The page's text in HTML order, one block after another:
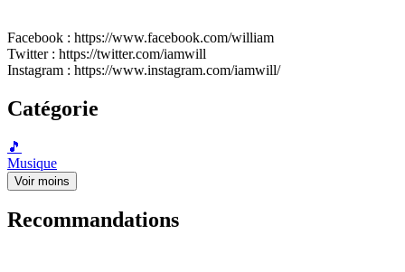
Facebook : https://www.facebook.com/william
Twitter : https://twitter.com/iamwill
Instagram : https://www.instagram.com/iamwill/
Catégorie
🎵
Musique
Voir moins
Recommandations